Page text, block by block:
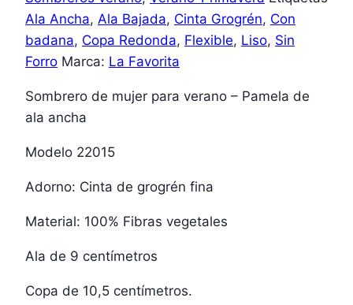
Ala Ancha, Ala Bajada, Cinta Grogrén, Con
badana, Copa Redonda, Flexible, Liso, Sin
Forro Marca: La Favorita
Sombrero de mujer para verano – Pamela de
ala ancha
Modelo 22015
Adorno: Cinta de grogrén fina
Material: 100% Fibras vegetales
Ala de 9 centímetros
Copa de 10,5 centímetros.